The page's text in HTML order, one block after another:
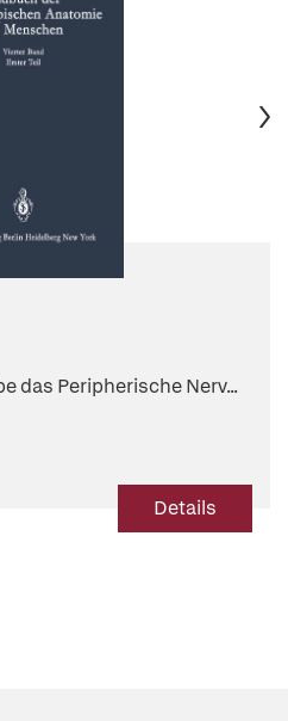
das Peripherische Nerv...
Details